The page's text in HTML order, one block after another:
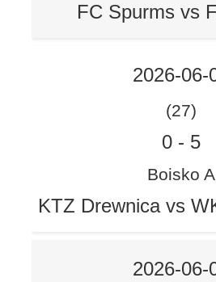
FC Spurms vs
2026-06-
(27)
0 - 5
Boisko A
KTZ Drewnica vs
2026-06-